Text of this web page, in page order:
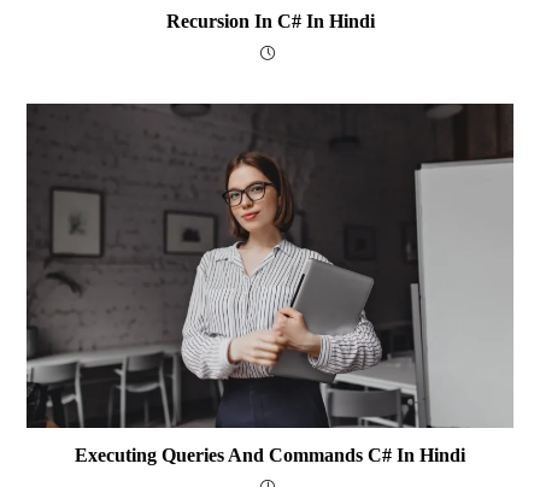
Recursion In C# In Hindi
Executing Queries And Commands C# In Hindi